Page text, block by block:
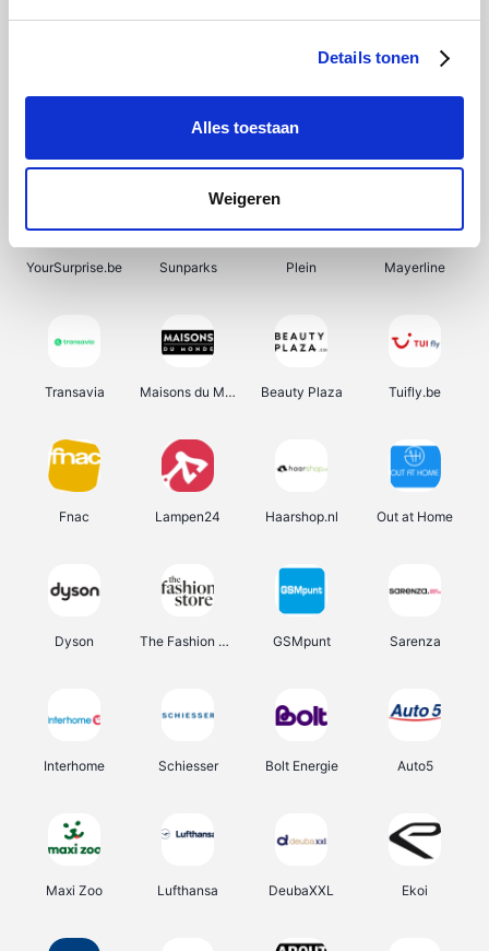
Details tonen
Alles toestaan
Weigeren
SupraBazar Shein Bergfreunde Smartwatchbanden
YourSurprise.be Sunparks Plein Mayerline
Transavia Maisons du Monde Beauty Plaza Tuifly.be
Fnac Lampen24 Haarshop.nl Out at Home
Dyson The Fashion Store GSMpunt Sarenza
Interhome Schiesser Bolt Energie Auto5
Maxi Zoo Lufthansa DeubaXXL Ekoi